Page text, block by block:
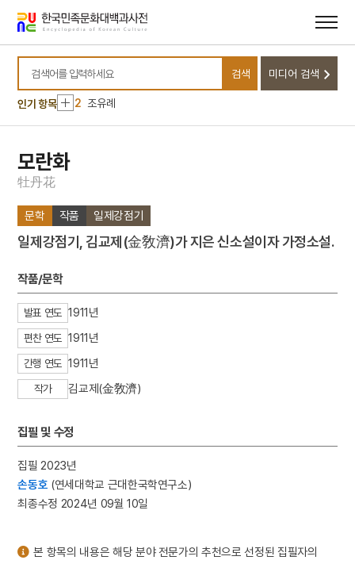
바로가기
바로가기
검색어를 입력하세요
검색 미디어 검색
인기 항목
10 금호아시아나그룹
1 이달
2 조유례
3 김자점
7
검은간토기
8 공덕보
10 금호아시아나그룹
1 이달
2
조유례
3
김자점
4 간재집
7
8 공덕보
9 광해군
모란화
牡丹花
문학 작품 일제강점기
일제강점기, 김교제(金敎濟)가 지은 신소설이자 가정소설.
작품/문학
발표 연도 1911년
편찬 연도 1911년
간행 연도 1911년
작가 김교제(金敎濟)
집필 및 수정
집필 2023년
손동호 (연세대학교 근대한국학연구소)
최종수정 2024년 09월 10일
본 항목의 내용은 해당 분야 전문가의 추천으로 선정된 집필자의